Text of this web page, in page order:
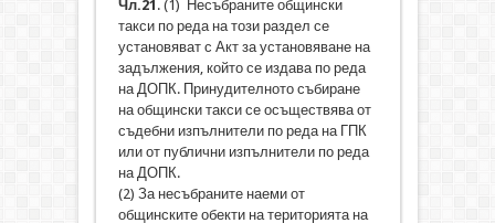
Чл.21 . (1) Несъбраните общински
такси по реда на този раздел се
установяват с Акт за установяване на
задължения, който се издава по реда
на ДОПК. Принудителното събиране
на общински такси се осъществява от
съдебни изпълнители по реда на ГПК
или от публични изпълнители по реда
на ДОПК.
(2) За несъбраните наеми от
общинските обекти на територията на